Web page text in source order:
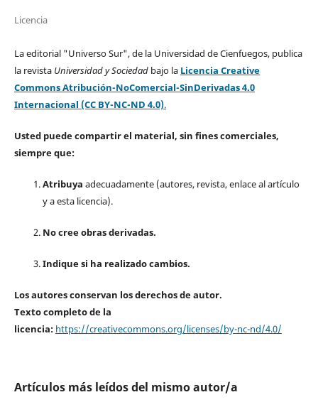
Licencia
La editorial "Universo Sur", de la Universidad de Cienfuegos, publica
la revista Universidad y Sociedad bajo la Licencia Creative
Commons Atribución-NoComercial-SinDerivadas 4.0
Internacional (CC BY-NC-ND 4.0).
Usted puede compartir el material, sin fines comerciales,
siempre que:
Atribuya adecuadamente (autores, revista, enlace al artículo
y a esta licencia).
No cree obras derivadas.
Indique si ha realizado cambios.
Los autores conservan los derechos de autor.
Texto completo de la
licencia: https://creativecommons.org/licenses/by-nc-nd/4.0/
Artículos más leídos del mismo autor/a